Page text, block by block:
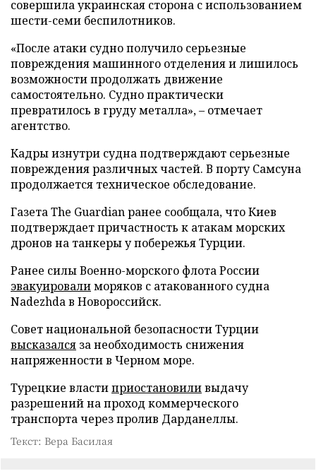
совершила украинская сторона с использованием
шести-семи беспилотников.
«После атаки судно получило серьезные
повреждения машинного отделения и лишилось
возможности продолжать движение
самостоятельно. Судно практически
превратилось в груду металла», – отмечает
агентство.
Кадры изнутри судна подтверждают серьезные
повреждения различных частей. В порту Самсуна
продолжается техническое обследование.
Газета The Guardian ранее сообщала, что Киев
подтверждает причастность к атакам морских
дронов на танкеры у побережья Турции.
Ранее силы Военно-морского флота России
эвакуировалиморяков с атакованного судна
Nadezhda в Новороссийск.
Совет национальной безопасности Турции
высказался за необходимость снижения
напряженности в Черном море.
Турецкие властиприостановиливыдачу
разрешений на проход коммерческого
транспорта через пролив Дарданеллы.
Текст: Вера Басилая